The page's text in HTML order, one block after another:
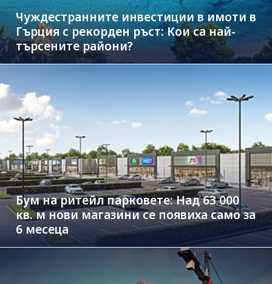
Чуждестранните инвестиции в имоти в
Гърция с рекорден ръст: Кои са най-
търсените райони?
Бум на ритейл парковете: Над 63 000
кв. м нови магазини се появиха само за
6 месеца